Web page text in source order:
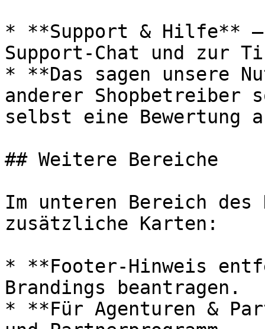
* **Support & Hilfe** —
Support-Chat und zur
* **Das sagen unsere
anderer Shopbetreiber
selbst eine Bewertung
## Weitere Bereiche
Im unteren Bereich des
zusätzliche Karten:
* **Footer-Hinweis
Brandings beantragen.
* **Für Agenturen &